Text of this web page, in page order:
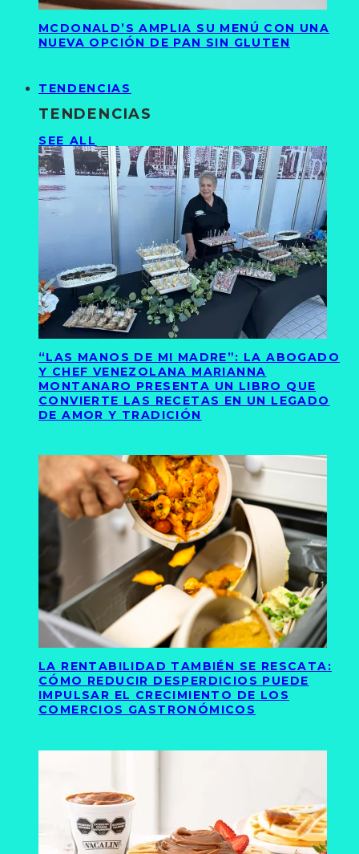
MCDONALD’S AMPLIA SU MENÚ CON UNA
NUEVA OPCIÓN DE PAN SIN GLUTEN
TENDENCIAS
TENDENCIAS
SEE ALL
“LAS MANOS DE MI MADRE”: LA ABOGADO
Y CHEF VENEZOLANA MARIANNA
MONTANARO PRESENTA UN LIBRO QUE
CONVIERTE LAS RECETAS EN UN LEGADO
DE AMOR Y TRADICIÓN
LA RENTABILIDAD TAMBIÉN SE RESCATA:
CÓMO REDUCIR DESPERDICIOS PUEDE
IMPULSAR EL CRECIMIENTO DE LOS
COMERCIOS GASTRONÓMICOS